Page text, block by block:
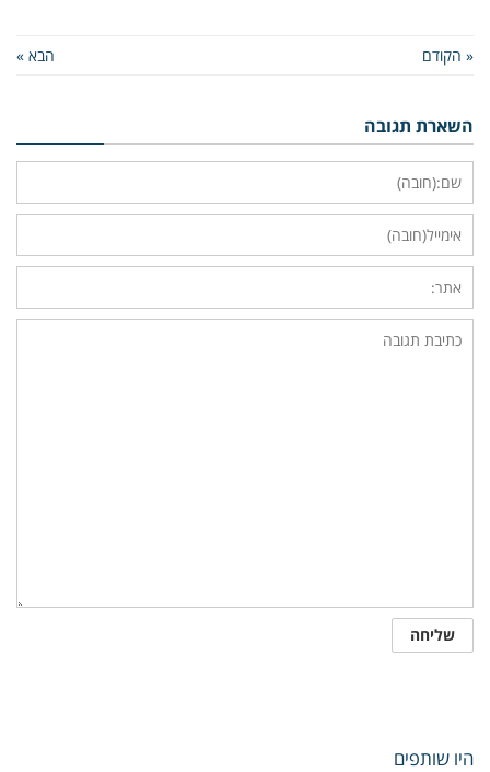
« הקודם הבא »
השארת תגובה
היו שותפים